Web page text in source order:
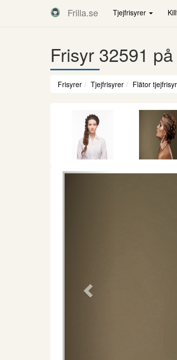
Frilla.se Tjejfrisyrer
Frisyr 32591
Frisyrer Tjejfrisyrer Flätor
Föregående